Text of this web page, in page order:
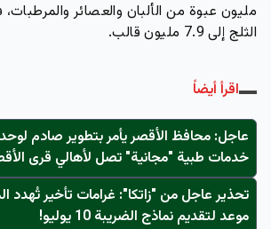
مليون عبوة من الألبان والعصائر
الثلج إلى 7.9 مليون قالب.
اقرأ أيضاً
عاجل: محافظ الأقصر يأمر بتطوير صادم
خدمات طبية "مجانية" تصل لأهالي قرى
تحذير عاجل من "زاتكا": غرامات تأخير تُهدد
موعد لتقديم نماذج الضريبة 10 يوليو!